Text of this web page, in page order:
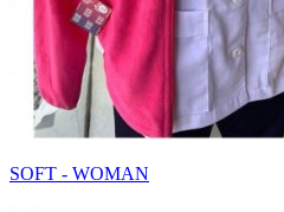
SOFT - WOMAN